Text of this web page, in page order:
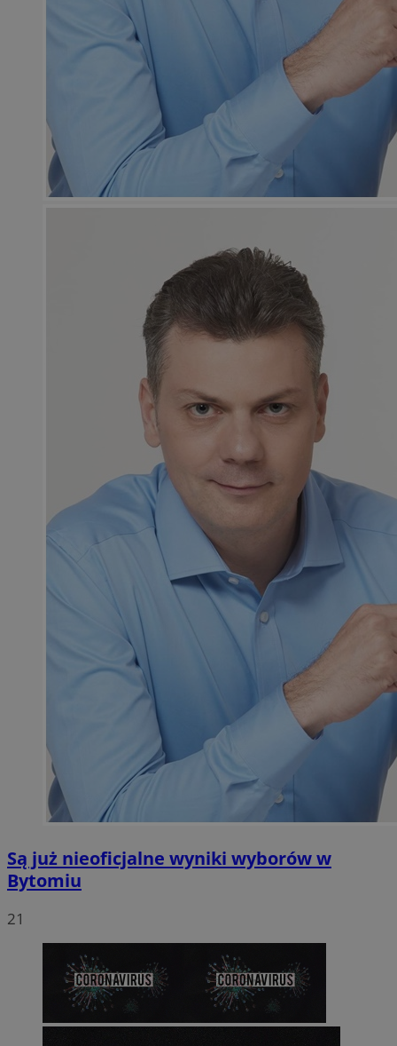
Są już nieoficjalne wyniki wyborów w
Bytomiu
21